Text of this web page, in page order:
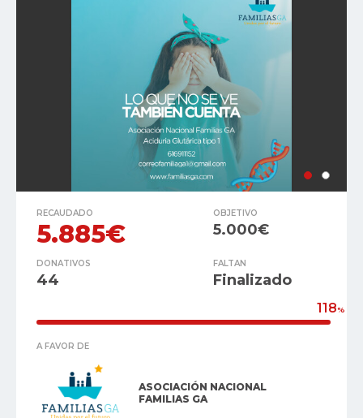
RECAUDADO
5.885€
OBJETIVO
5.000€
DONATIVOS
44
FALTAN
Finalizado
118%
A FAVOR DE
ASOCIACIÓN NACIONAL
FAMILIAS GA